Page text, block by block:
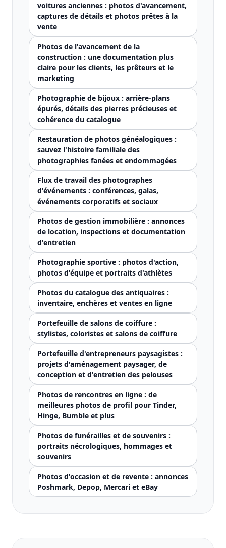
voitures anciennes : photos d'avancement,
captures de détails et photos prêtes à la
vente
Photos de l'avancement de la
construction : une documentation plus
claire pour les clients, les prêteurs et le
marketing
Photographie de bijoux : arrière-plans
épurés, détails des pierres précieuses et
cohérence du catalogue
Restauration de photos généalogiques :
sauvez l'histoire familiale des
photographies fanées et endommagées
Flux de travail des photographes
d'événements : conférences, galas,
événements corporatifs et sociaux
Photos de gestion immobilière : annonces
de location, inspections et documentation
d'entretien
Photographie sportive : photos d'action,
photos d'équipe et portraits d'athlètes
Photos du catalogue des antiquaires :
inventaire, enchères et ventes en ligne
Portefeuille de salons de coiffure :
stylistes, coloristes et salons de coiffure
Portefeuille d'entrepreneurs paysagistes :
projets d'aménagement paysager, de
conception et d'entretien des pelouses
Photos de rencontres en ligne : de
meilleures photos de profil pour Tinder,
Hinge, Bumble et plus
Photos de funérailles et de souvenirs :
portraits nécrologiques, hommages et
souvenirs
Photos d'occasion et de revente : annonces
Poshmark, Depop, Mercari et eBay